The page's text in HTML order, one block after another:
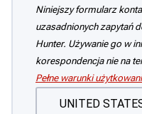
Niniejszy formularz
uzasadnionych zapytań
Hunter. Używanie go w
korespondencja nie na
Pełne warunki